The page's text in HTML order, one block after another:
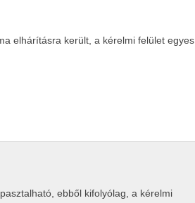
elhárításra került, a kérelmi felület egyes
ebből kifolyólag, a kérelmi